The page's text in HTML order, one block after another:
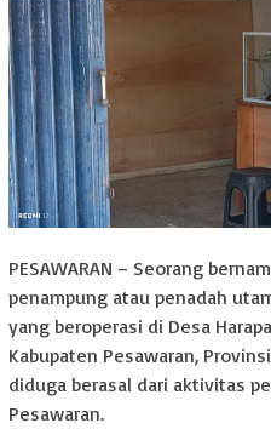
PESAWARAN – Seorang
penampung atau penadah
yang beroperasi di Desa
Kabupaten Pesawaran,
diduga berasal dari aktivitas
Pesawaran.